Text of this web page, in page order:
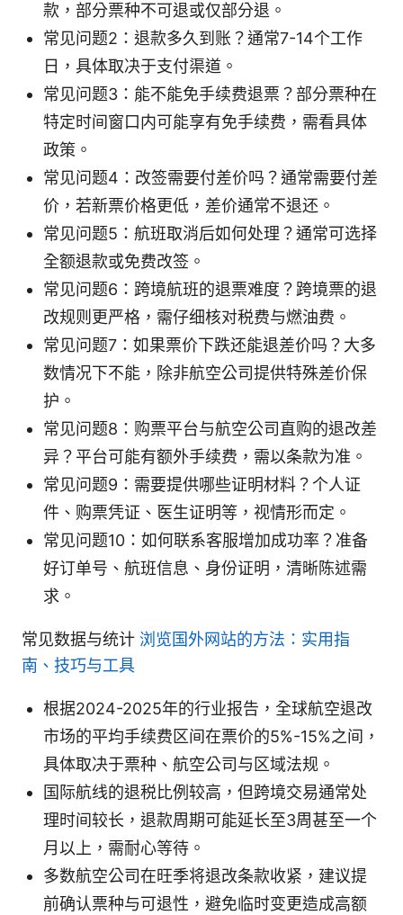
款，部分票种不可退或仅部分退。
常见问题2：退款多久到账？通常7-14个工作
日，具体取决于支付渠道。
常见问题3：能不能免手续费退票？部分票种在
特定时间窗口内可能享有免手续费，需看具体
政策。
常见问题4：改签需要付差价吗？通常需要付差
价，若新票价格更低，差价通常不退还。
常见问题5：航班取消后如何处理？通常可选择
全额退款或免费改签。
常见问题6：跨境航班的退票难度？跨境票的退
改规则更严格，需仔细核对税费与燃油费。
常见问题7：如果票价下跌还能退差价吗？大多
数情况下不能，除非航空公司提供特殊差价保
护。
常见问题8：购票平台与航空公司直购的退改差
异？平台可能有额外手续费，需以条款为准。
常见问题9：需要提供哪些证明材料？个人证
件、购票凭证、医生证明等，视情形而定。
常见问题10：如何联系客服增加成功率？准备
好订单号、航班信息、身份证明，清晰陈述需
求。
常见数据与统计 浏览国外网站的方法：实用指
南、技巧与工具
根据2024-2025年的行业报告，全球航空退改
市场的平均手续费区间在票价的5%-15%之间，
具体取决于票种、航空公司与区域法规。
国际航线的退税比例较高，但跨境交易通常处
理时间较长，退款周期可能延长至3周甚至一个
月以上，需耐心等待。
多数航空公司在旺季将退改条款收紧，建议提
前确认票种与可退性，避免临时变更造成高额